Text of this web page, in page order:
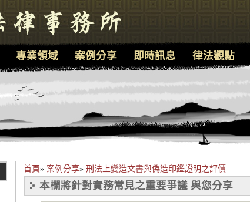
首頁» 案例分享» 刑法上變造文書與偽造印鑑證明之評價
本欄將針對實務常見之重要爭議 與您分享
專業領域 案例分享 即時訊息 律法觀點